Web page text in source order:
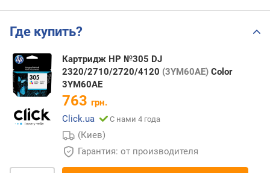
Где купить?
Картридж HP №305 DJ
2320/2710/2720/4120 (3YM60AE) Color
3YM60AE
763 грн.
Click.ua
С нами 4 года
(Киев)
Гарантия: от производителя